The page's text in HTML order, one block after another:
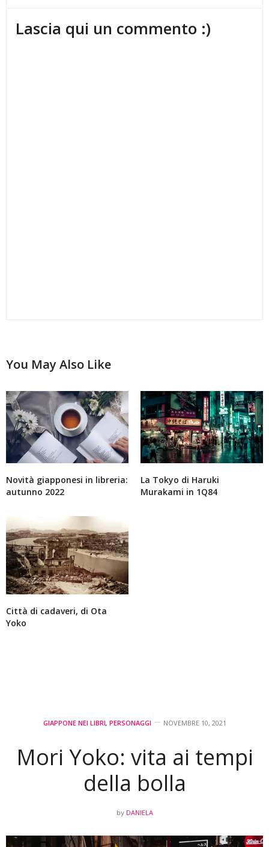
Lascia qui un commento :)
You May Also Like
Novità giapponesi in libreria:
autunno 2022
La Tokyo di Haruki
Murakami in 1Q84
Città di cadaveri, di Ota
Yoko
GIAPPONE NEI LIBRI, PERSONAGGI NOVEMBRE 10, 2021
Mori Yoko: vita ai tempi
della bolla
by DANIELA